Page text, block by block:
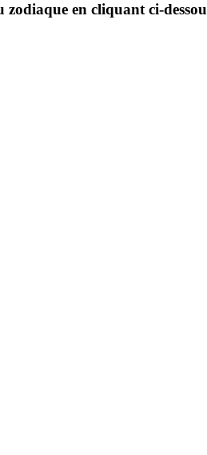
en cliquant ci-